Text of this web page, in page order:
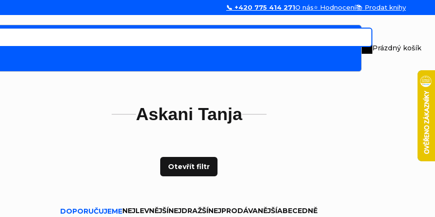
📞 +420 775 414 271O nás⭐ Hodnocení📚 Prodat knihy
Nákupní
Prázdný košík
Askani Tanja
Otevřít filtr
produktů
DOPORUČUJEMENEJLEVNĚJŠÍNEJDRAŽŠÍNEJPRODÁVANĚJŠÍABECEDNĚ